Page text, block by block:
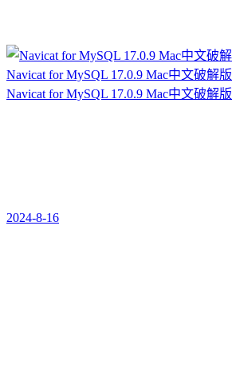
Navicat for MySQL 17.0.9 Mac中文破解版
Navicat for MySQL 17.0.9 Mac中文破解版
2024-8-16